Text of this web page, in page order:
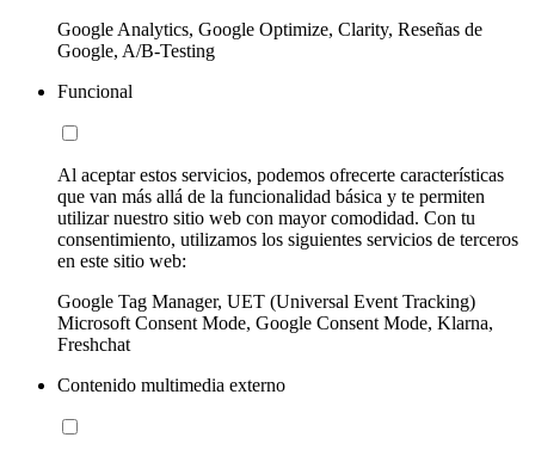
Google Analytics, Google Optimize, Clarity, Reseñas de
Google, A/B-Testing
Funcional
Al aceptar estos servicios, podemos ofrecerte características
que van más allá de la funcionalidad básica y te permiten
utilizar nuestro sitio web con mayor comodidad. Con tu
consentimiento, utilizamos los siguientes servicios de terceros
en este sitio web:
Google Tag Manager, UET (Universal Event Tracking)
Microsoft Consent Mode, Google Consent Mode, Klarna,
Freshchat
Contenido multimedia externo